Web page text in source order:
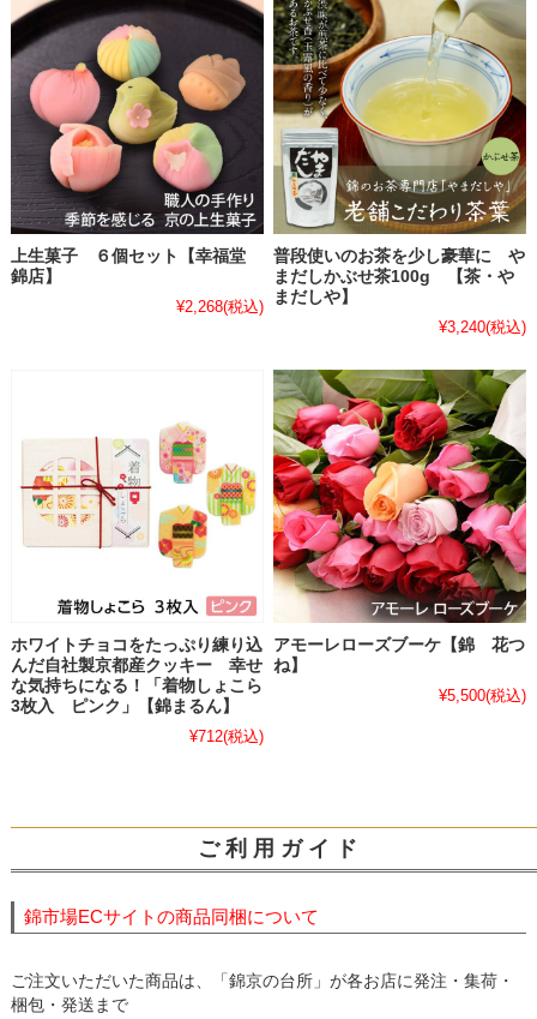
上生菓子 ６個セット【幸福堂
錦店】
¥2,268(税込)
普段使いのお茶を少し豪華に や
まだしかぶせ茶100g 【茶・や
まだしや】
¥3,240(税込)
ホワイトチョコをたっぷり練り込
んだ自社製京都産クッキー 幸せ
な気持ちになる！「着物しょこら
3枚入 ピンク」【錦まるん】
¥712(税込)
アモーレローズブーケ【錦 花つ
ね】
¥5,500(税込)
ご 利 用 ガ イ ド
錦市場ECサイトの商品同梱について
ご注文いただいた商品は、「錦京の台所」が各お店に発注・集荷・
梱包・発送まで